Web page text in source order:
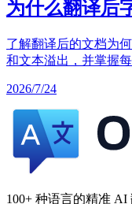
为什么翻译后
了解翻译后的文档为
和文本溢出，并掌握
2026/7/24
100+ 种语言的精准 AI